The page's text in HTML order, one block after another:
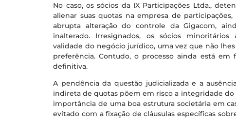
No caso, os sócios da IX Participações Ltda.,
alienar suas quotas na empresa de
abrupta alteração do controle da Gigacom,
inalterado. Irresignados, os sócios
validade do negócio jurídico, uma vez que não
preferência. Contudo, o processo ainda está
definitiva.
A pendência da questão judicializada e a
indireta de quotas põem em risco a integridade
importância de uma boa estrutura societária em
evitado com a fixação de cláusulas específicas